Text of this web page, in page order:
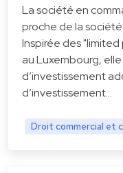
La société en
proche de la
Inspirée des
au Luxembourg,
d’investissement
d’investissement…
Droit commercial et